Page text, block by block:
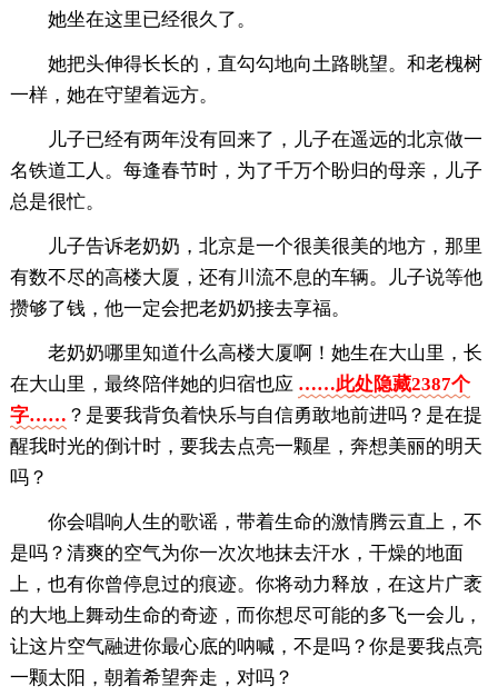
她坐在这里已经很久了。
她把头伸得长长的，直勾勾地向土路眺望。和老槐树
一样，她在守望着远方。
儿子已经有两年没有回来了，儿子在遥远的北京做一
名铁道工人。每逢春节时，为了千万个盼归的母亲，儿子
总是很忙。
儿子告诉老奶奶，北京是一个很美很美的地方，那里
有数不尽的高楼大厦，还有川流不息的车辆。儿子说等他
攒够了钱，他一定会把老奶奶接去享福。
老奶奶哪里知道什么高楼大厦啊！她生在大山里，长
在大山里，最终陪伴她的归宿也应 ……此处隐藏2387个
字…… ？是要我背负着快乐与自信勇敢地前进吗？是在提
醒我时光的倒计时，要我去点亮一颗星，奔想美丽的明天
吗？
你会唱响人生的歌谣，带着生命的激情腾云直上，不
是吗？清爽的空气为你一次次地抹去汗水，干燥的地面
上，也有你曾停息过的痕迹。你将动力释放，在这片广袤
的大地上舞动生命的奇迹，而你想尽可能的多飞一会儿，
让这片空气融进你最心底的呐喊，不是吗？你是要我点亮
一颗太阳，朝着希望奔走，对吗？